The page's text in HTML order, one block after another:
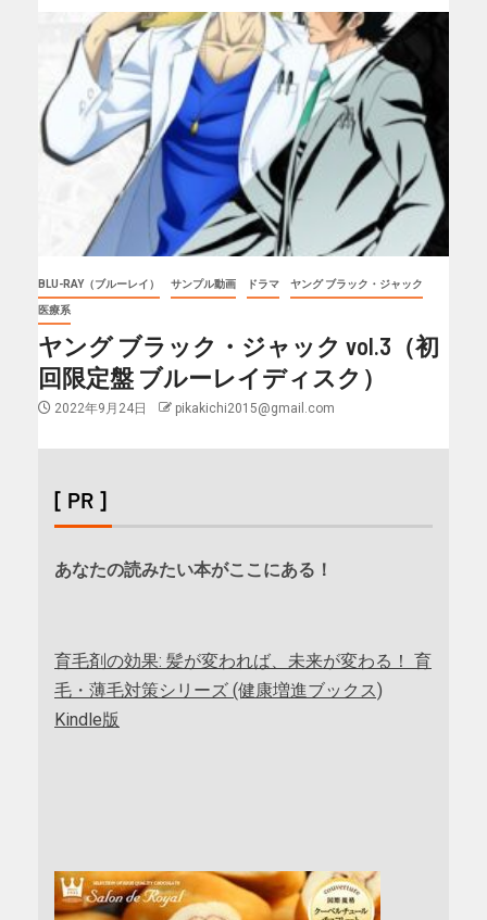
BLU-RAY（ブルーレイ） サンプル動画 ドラマ ヤング ブラック・ジャック
医療系
ヤング ブラック・ジャック vol.3（初
回限定盤 ブルーレイディスク）
2022年9月24日 pikakichi2015@gmail.com
[ PR ]
あなたの読みたい本がここにある！
育毛剤の効果: 髪が変われば、未来が変わる！ 育
毛・薄毛対策シリーズ (健康増進ブックス)
Kindle版